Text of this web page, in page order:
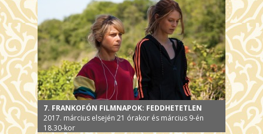
7. FRANKOFÓN FILMNAPOK: FEDDHETETLEN
2017. március elsején 21 órakor és március 9-én
18.30-kor